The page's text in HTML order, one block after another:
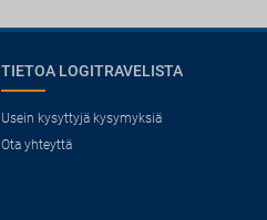
TIETOA LOGITRAVELISTA
Usein kysyttyjä kysymyksiä
Ota yhteyttä